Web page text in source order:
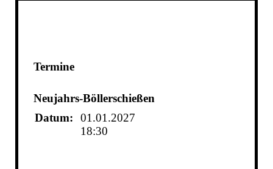
Termine
Neujahrs-Böllerschießen
Datum:
01.01.2027
18:30